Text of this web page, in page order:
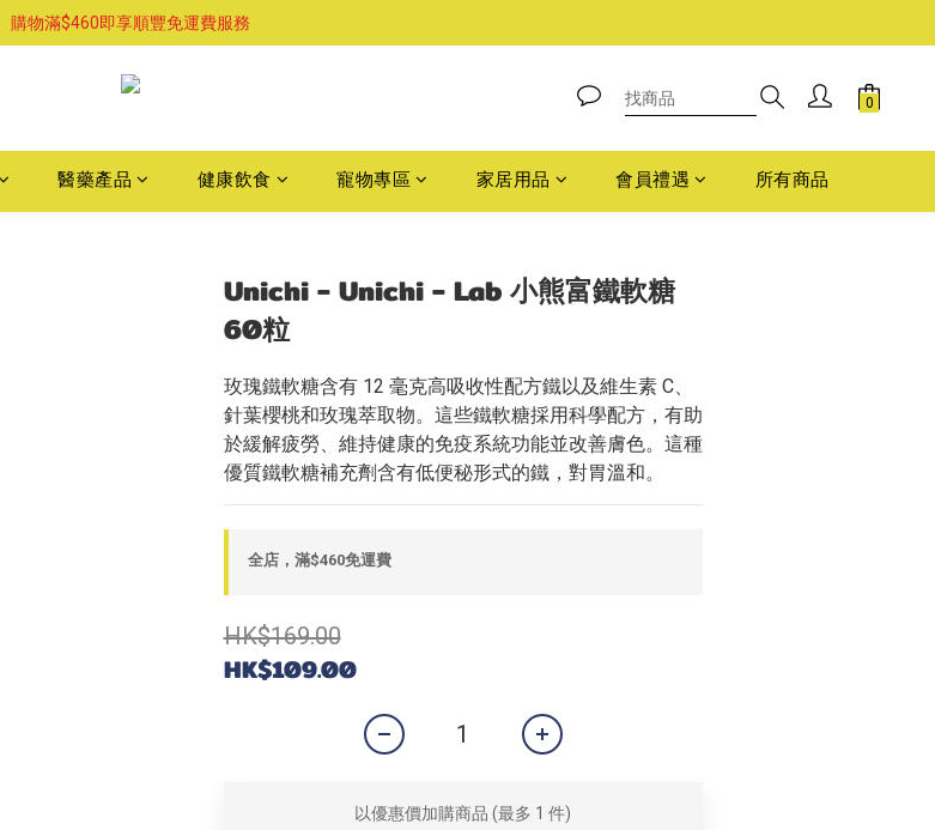
購物滿$460即享順豐免運費服務
已支持葵涌門市自取服務-請先預約
購物滿$460即享順豐免運費服務
醫藥產品 健康飲食 寵物專區 家居用品 會員禮遇 所有商品
Unichi - Unichi - Lab 小熊富鐵軟糖
60粒
玫瑰鐵軟糖含有 12 毫克高吸收性配方鐵以及維生素 C、
針葉櫻桃和玫瑰萃取物。這些鐵軟糖採用科學配方，有助
於緩解疲勞、維持健康的免疫系統功能並改善膚色。這種
優質鐵軟糖補充劑含有低便秘形式的鐵，對胃溫和。
全店，滿$460免運費
HK$169.00
HK$109.00
以優惠價加購商品 (最多 1 件)